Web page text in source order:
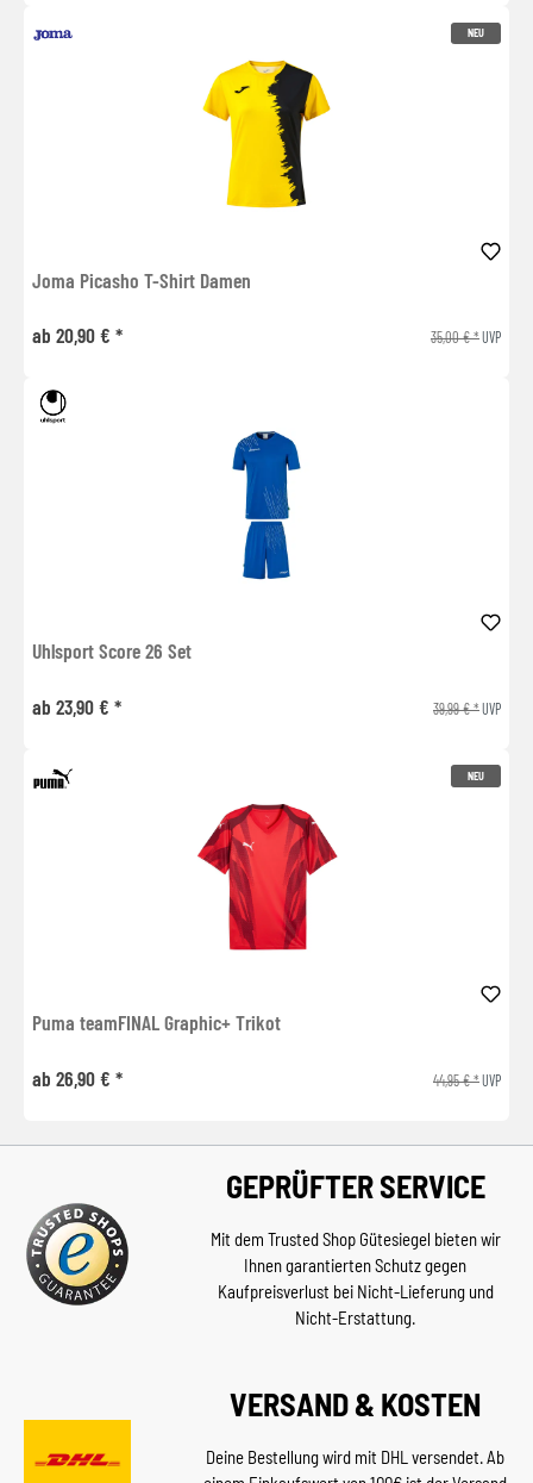
NEU
Joma Picasho T-Shirt Damen
ab 20,90 € * 35,00 € *UVP
Uhlsport Score 26 Set
ab 23,90 € * 39,99 € *UVP
NEU
Puma teamFINAL Graphic+ Trikot
ab 26,90 € * 44,95 € *UVP
GEPRÜFTER SERVICE
Mit dem Trusted Shop Gütesiegel bieten wir
Ihnen garantierten Schutz gegen
Kaufpreisverlust bei Nicht-Lieferung und
Nicht-Erstattung.
VERSAND & KOSTEN
Deine Bestellung wird mit DHL versendet. Ab